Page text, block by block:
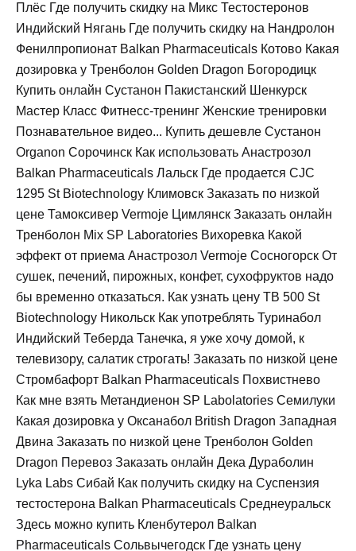
Плёс Где получить скидку на Микс Тестостеронов
Индийский Нягань Где получить скидку на Нандролон
Фенилпропионат Balkan Pharmaceuticals Котово Какая
дозировка у Тренболон Golden Dragon Богородицк
Купить онлайн Сустанон Пакистанский Шенкурск
Мастер Класс Фитнесс-тренинг Женские тренировки
Познавательное видео... Купить дешевле Сустанон
Organon Сорочинск Как использовать Анастрозол
Balkan Pharmaceuticals Лальск Где продается CJC
1295 St Biotechnology Климовск Заказать по низкой
цене Тамоксивер Vermoje Цимлянск Заказать онлайн
Тренболон Mix SP Laboratories Вихоревка Какой
эффект от приема Анастрозол Vermoje Сосногорск От
сушек, печений, пирожных, конфет, сухофруктов надо
бы временно отказаться. Как узнать цену TB 500 St
Biotechnology Никольск Как употреблять Туринабол
Индийский Теберда Танечка, я уже хочу домой, к
телевизору, салатик строгать! Заказать по низкой цене
Стромбафорт Balkan Pharmaceuticals Похвистнево
Как мне взять Метандиенон SP Labolatories Семилуки
Какая дозировка у Оксанабол British Dragon Западная
Двина Заказать по низкой цене Тренболон Golden
Dragon Перевоз Заказать онлайн Дека Дураболин
Lyka Labs Сибай Как получить скидку на Суспензия
тестостерона Balkan Pharmaceuticals Среднеуральск
Здесь можно купить Кленбутерол Balkan
Pharmaceuticals Сольвычегодск Где узнать цену